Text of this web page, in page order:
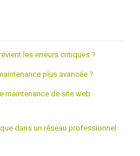
les erreurs critiques ?
plus avancée ?
maintenance de site web
dans un réseau professionnel